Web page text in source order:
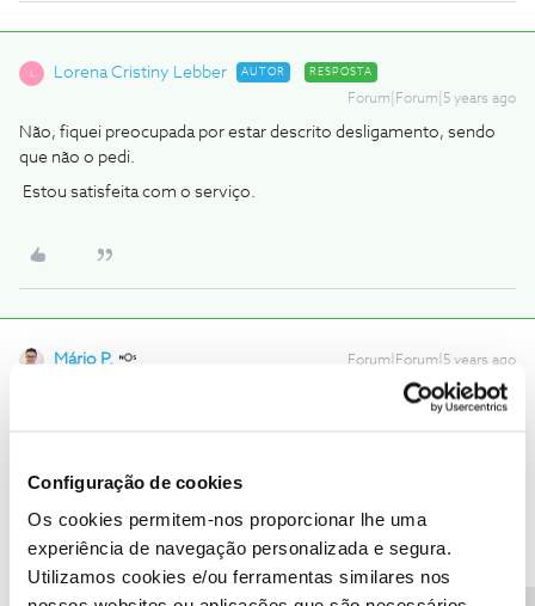
Configuração de cookies
Os cookies permitem-nos proporcionar lhe uma
experiência de navegação personalizada e segura.
Utilizamos cookies e/ou ferramentas similares nos
Lorena Cristiny Lebber AUTOR RESPOSTA
Forum|Forum|5 years ago
Não, fiquei preocupada por estar descrito desligamento, sendo
que não o pedi.
Estou satisfeita com o serviço.
Mário P. Forum|Forum|5 years ago
Para verificarmos se existe algum pedido de descativação,
pedimos que nos envie uma mensagem privada com o seu
número de cliente para o perfil
.